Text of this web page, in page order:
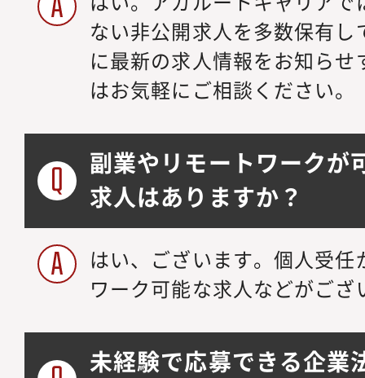
ない非公開求人を多数保有
に最新の求人情報をお知ら
はお気軽にご相談ください。
副業やリモートワークが
求人はありますか？
はい、ございます。個人受
ワーク可能な求人などがござ
未経験で応募できる企業